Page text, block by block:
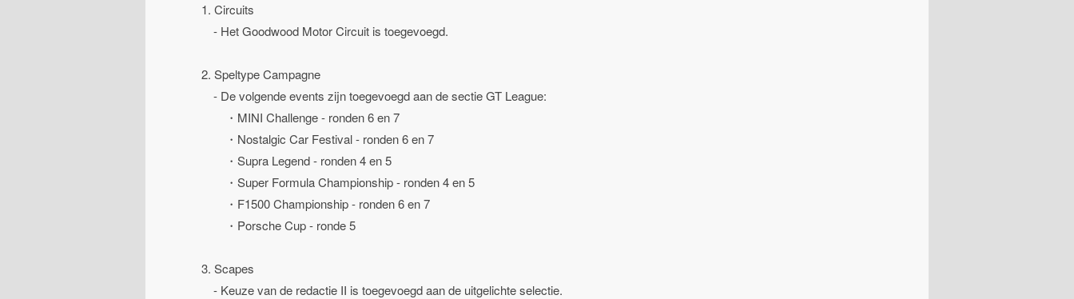
1. Circuits
- Het Goodwood Motor Circuit is toegevoegd.
2. Speltype Campagne
- De volgende events zijn toegevoegd aan de sectie GT League:
・MINI Challenge - ronden 6 en 7
・Nostalgic Car Festival - ronden 6 en 7
・Supra Legend - ronden 4 en 5
・Super Formula Championship - ronden 4 en 5
・F1500 Championship - ronden 6 en 7
・Porsche Cup - ronde 5
3. Scapes
- Keuze van de redactie II is toegevoegd aan de uitgelichte selectie.